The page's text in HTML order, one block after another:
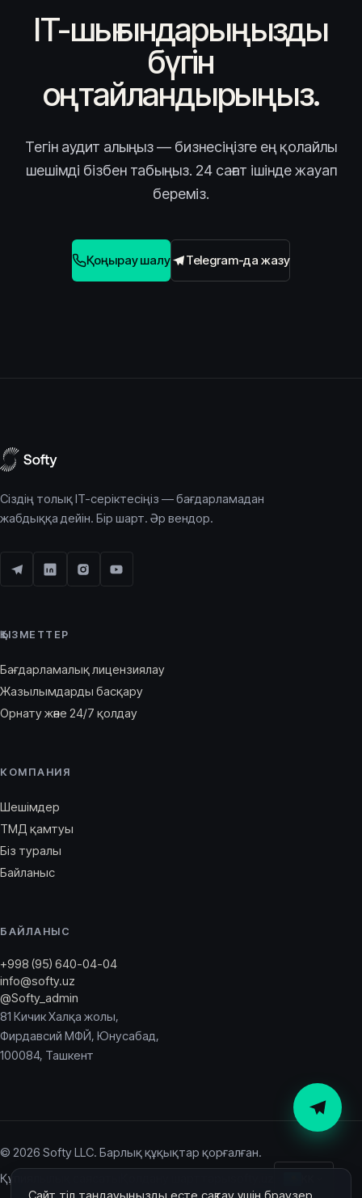
IT-шығындарыңызды
бүгін
оңтайландырыңыз.
Тегін аудит алыңыз — бизнесіңізге ең қолайлы
шешімді бізбен табыңыз. 24 сағат ішінде жауап
береміз.
Қоңырау шалу Telegram-да жазу
Сіздің толық IT-серіктесіңіз — бағдарламадан
жабдыққа дейін. Бір шарт. Әр вендор.
ҚЫЗМЕТТЕР
Бағдарламалық лицензиялау
Жазылымдарды басқару
Орнату және 24/7 қолдау
КОМПАНИЯ
Шешімдер
ТМД қамтуы
Біз туралы
Байланыс
БАЙЛАНЫС
+998 (95) 640-04-04
info@softy.uz
@Softy_admin
81 Кичик Халқа жолы,
Фирдавсий МФЙ, Юнусабад,
100084, Ташкент
© 2026 Softy LLC. Барлық құқықтар қорғалған.
Құпиялылық саясаты